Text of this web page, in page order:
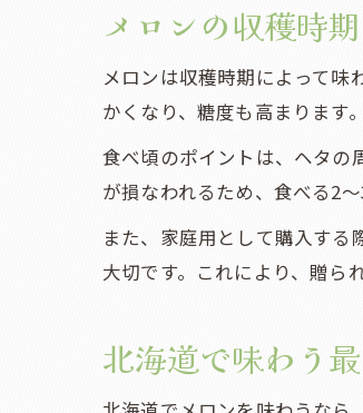
メロンの収穫時
メロンは収穫時期によって味
かくなり、糖度も高まります
食べ頃のポイントは、ヘタの
が損なわれるため、食べる2
また、家庭用として購入す
大切です。これにより、贈ら
北海道で味わう